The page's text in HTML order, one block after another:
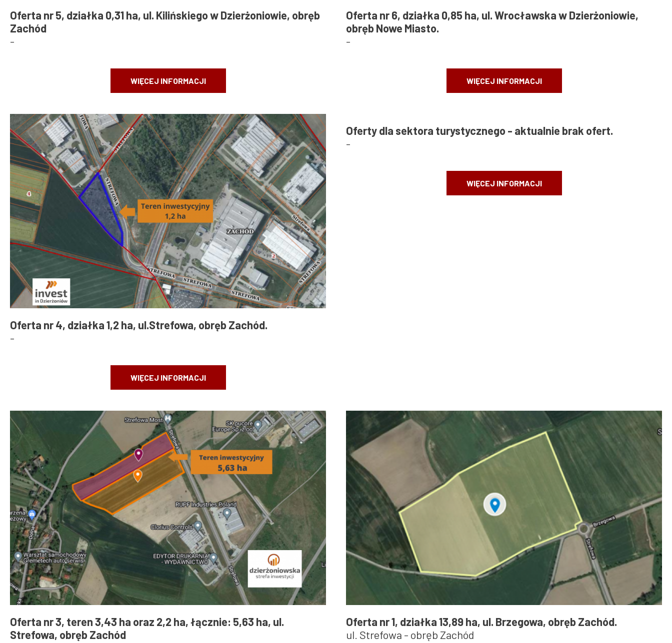
Oferta nr 5, działka 0,31 ha, ul. Kilińskiego w Dzierżoniowie, obręb
Zachód
-
WIĘCEJ INFORMACJI
Oferta nr 6, działka 0,85 ha, ul. Wrocławska w Dzierżoniowie,
obręb Nowe Miasto.
-
WIĘCEJ INFORMACJI
Oferta nr 4, działka 1,2 ha, ul.Strefowa, obręb Zachód.
-
WIĘCEJ INFORMACJI
Oferty dla sektora turystycznego - aktualnie brak ofert.
-
WIĘCEJ INFORMACJI
Oferta nr 3, teren 3,43 ha oraz 2,2 ha, łącznie: 5,63 ha, ul.
Strefowa, obręb Zachód
Oferta nr 1, działka 13,89 ha, ul. Brzegowa, obręb Zachód.
ul. Strefowa - obręb Zachód